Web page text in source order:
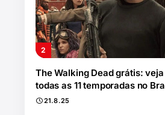
The Walking Dead grátis:
todas as 11 temporadas no
21.8.25